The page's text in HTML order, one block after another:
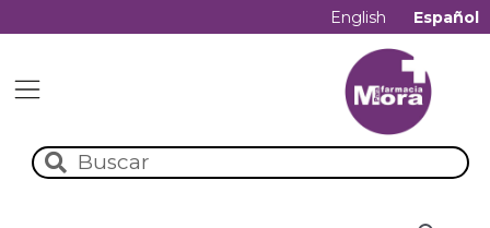
English Español